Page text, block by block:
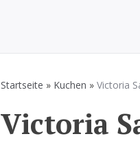
Startseite » Kuchen » Victoria
Victoria